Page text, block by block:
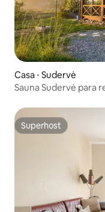
Casa ⋅ Sudervė
Sauna Sudervė para
Superhost
Superhost